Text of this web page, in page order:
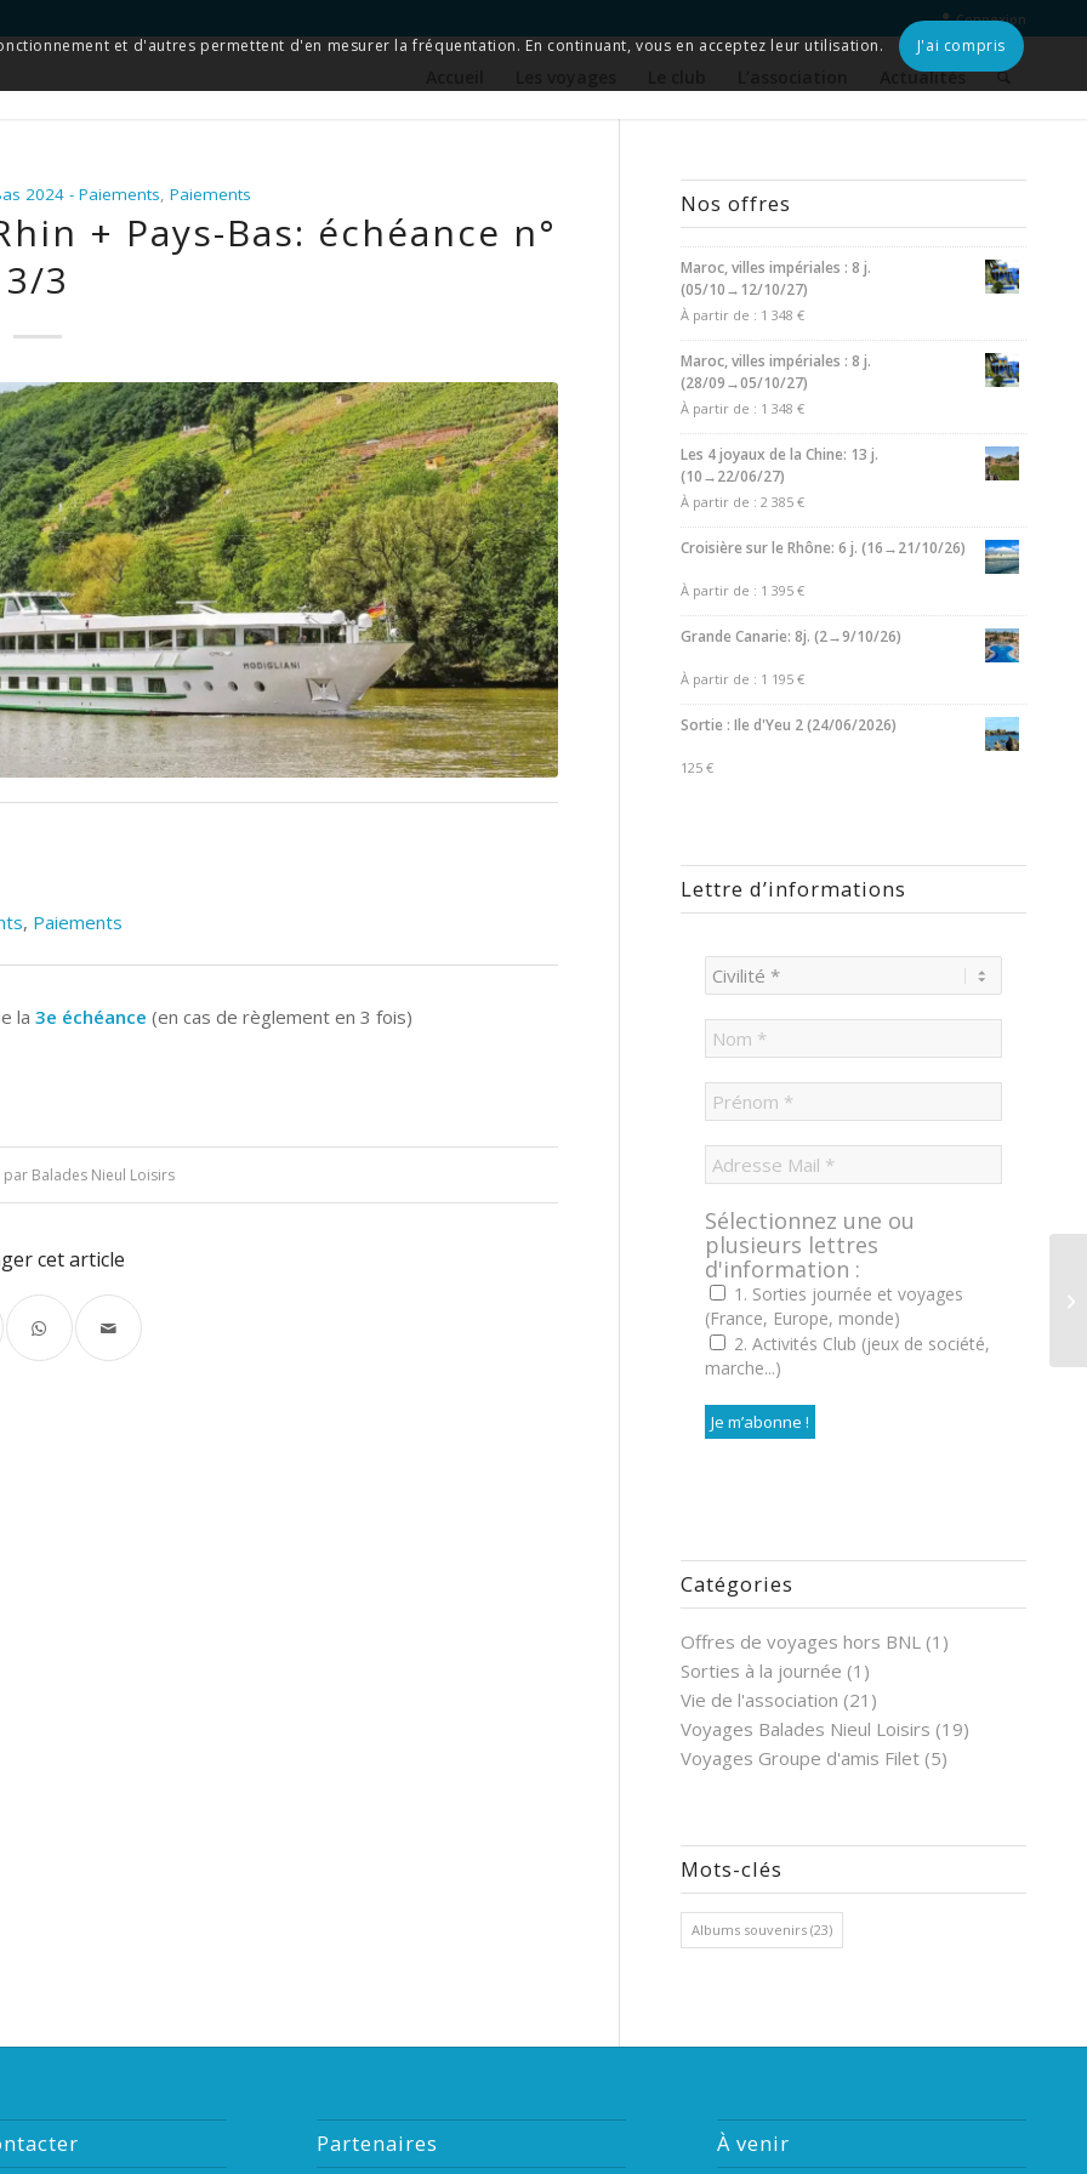
Connexion
Actualités
2024 - Paiements,Paiements
+ Pays-Bas: échéance n°
3/3
, Paiements
la 3e échéance (en cas de règlement en 3 fois)
par Balades Nieul Loisirs
cet article
Nos offres
Maroc, villes impériales : 8 j.
(05/10→12/10/27)
À partir de : 1 348€
Maroc, villes impériales : 8 j.
(28/09→05/10/27)
À partir de : 1 348€
Les 4 joyaux de la Chine: 13 j.
(10→22/06/27)
À partir de :2 385€
Croisière sur le Rhône: 6 j. (16→21/10/26)
À partir de : 1 395€
Grande Canarie: 8j. (2→9/10/26)
À partir de : 1 195€
Sortie : Ile d'Yeu 2 (24/06/2026)
125€
Lettre d’informations
Sélectionnez une ou
plusieurs lettres
d'information :
1. Sorties journée et voyages
(France, Europe, monde)
2. Activités Club (jeux de société,
marche...)
Catégories
Offres de voyages hors BNL (1)
Sorties à la journée (1)
Vie de l'association (21)
Voyages Balades Nieul Loisirs (19)
Voyages Groupe d'amis Filet (5)
Mots-clés
Albums souvenirs (23)
Partenaires À venir
et d'autres permettent d'en mesurer la fréquentation. En continuant, vous en acceptez leur utilisation. J'ai compris